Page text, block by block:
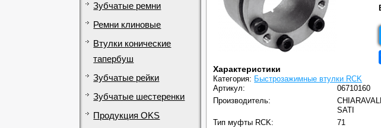
Зубчатые ремни
Ремни клиновые
Втулки конические
тапербуш
Зубчатые рейки
Зубчатые шестеренки
Продукция OKS
Характеристики
Категория: Быстрозажимные втулки RCK
Артикул:
06710160
Производитель:
SATI
Тип муфты RCK:
71